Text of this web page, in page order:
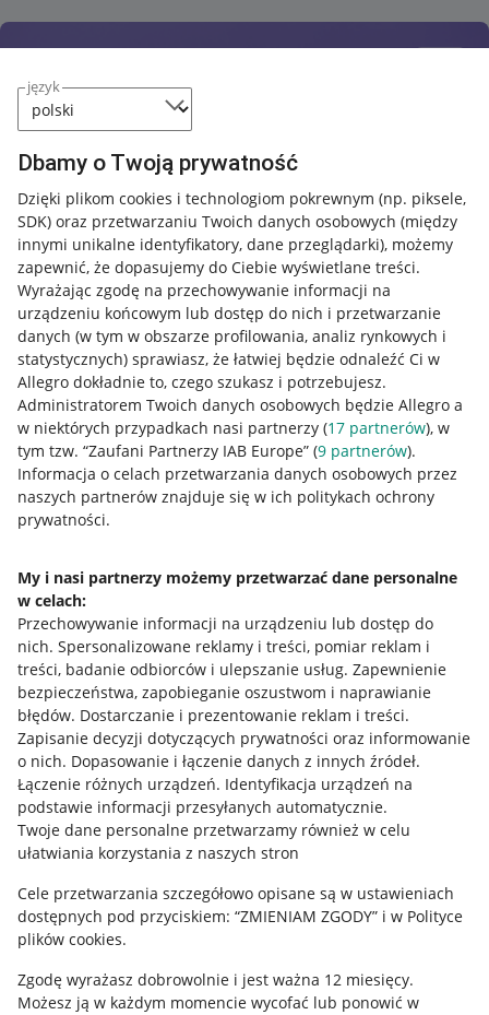
język
Dbamy o Twoją prywatność
Dzięki plikom cookies i technologiom pokrewnym (np. piksele,
SDK) oraz przetwarzaniu Twoich danych osobowych (między
innymi unikalne identyfikatory, dane przeglądarki), możemy
zapewnić, że dopasujemy do Ciebie wyświetlane treści.
Wyrażając zgodę na przechowywanie informacji na
urządzeniu końcowym lub dostęp do nich i przetwarzanie
danych (w tym w obszarze profilowania, analiz rynkowych i
statystycznych) sprawiasz, że łatwiej będzie odnaleźć Ci w
Allegro dokładnie to, czego szukasz i potrzebujesz.
Administratorem Twoich danych osobowych będzie Allegro a
w niektórych przypadkach nasi partnerzy (17 partnerów), w
tym tzw. “Zaufani Partnerzy IAB Europe” (9 partnerów).
Informacja o celach przetwarzania danych osobowych przez
naszych partnerów znajduje się w ich politykach ochrony
prywatności.
My i nasi partnerzy możemy przetwarzać dane personalne
w celach:
Przechowywanie informacji na urządzeniu lub dostęp do
nich. Spersonalizowane reklamy i treści, pomiar reklam i
treści, badanie odbiorców i ulepszanie usług. Zapewnienie
bezpieczeństwa, zapobieganie oszustwom i naprawianie
błędów. Dostarczanie i prezentowanie reklam i treści.
Zapisanie decyzji dotyczących prywatności oraz informowanie
o nich. Dopasowanie i łączenie danych z innych źródeł.
Łączenie różnych urządzeń. Identyfikacja urządzeń na
podstawie informacji przesyłanych automatycznie.
Twoje dane personalne przetwarzamy również w celu
ułatwiania korzystania z naszych stron
Cele przetwarzania szczegółowo opisane są w ustawieniach
dostępnych pod przyciskiem: “ZMIENIAM ZGODY” i w Polityce
plików cookies.
Zgodę wyrażasz dobrowolnie i jest ważna 12 miesięcy.
Możesz ją w każdym momencie wycofać lub ponowić w
Przydatne informacje
Jak to działa
Allegro Gadane dla sprzedających
Allegro Gadane dla kupujących
Mapa miejscowości
Informacje prawne
Regulamin
Polityka plików "cookies"
Ustawienia plików "cookies"
Udostępnianie lokalizacji
Informacje dla Aktu o Usługach Cyfrowych
Pobierz aplikację